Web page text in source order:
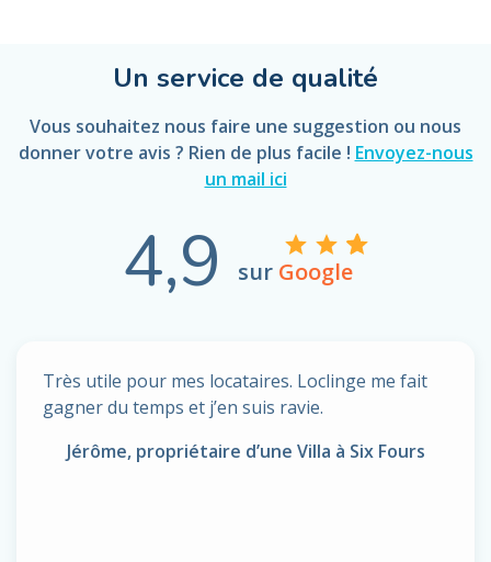
Un service de qualité
Vous souhaitez nous faire une suggestion ou nous
donner votre avis ? Rien de plus facile ! Envoyez-nous
un mail ici
4,9 sur Google
Très utile pour mes locataires. Loclinge me fait
gagner du temps et j’en suis ravie.
Jérôme, propriétaire d’une Villa à Six Fours